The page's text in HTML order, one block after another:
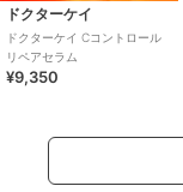
ドクターケイ
ドクターケイ Cコントロール
リペアセラム
¥9,350